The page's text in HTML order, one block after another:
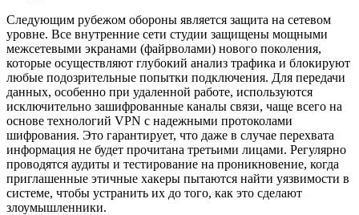
Следующим рубежом обороны является защита на сетевом
уровне. Все внутренние сети студии защищены мощными
межсетевыми экранами (файрволами) нового поколения,
которые осуществляют глубокий анализ трафика и блокируют
любые подозрительные попытки подключения. Для передачи
данных, особенно при удаленной работе, используются
исключительно зашифрованные каналы связи, чаще всего на
основе технологий VPN с надежными протоколами
шифрования. Это гарантирует, что даже в случае перехвата
информация не будет прочитана третьими лицами. Регулярно
проводятся аудиты и тестирование на проникновение, когда
приглашенные этичные хакеры пытаются найти уязвимости в
системе, чтобы устранить их до того, как это сделают
злоумышленники.